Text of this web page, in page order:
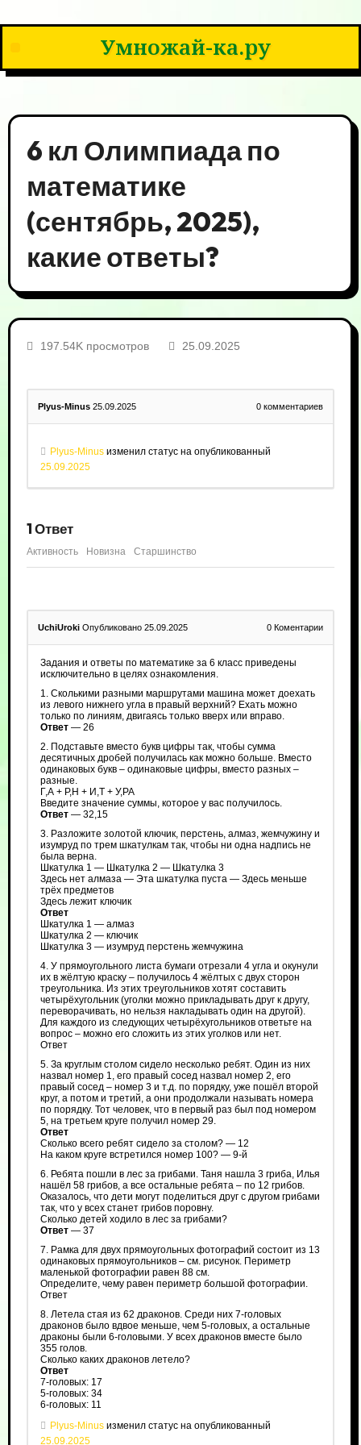
Умножай-ка.ру
6 кл Олимпиада по
математике
(сентябрь, 2025),
какие ответы?
197.54K просмотров 25.09.2025
Plyus-Minus 25.09.2025 0 комментариев
Plyus-Minusизменил статус на опубликованный
25.09.2025
1Ответ
Активность Новизна Старшинство
UchiUroki Опубликовано 25.09.2025 0 Коментарии
Задания и ответы по математике за 6 класс приведены
исключительно в целях ознакомления.
1. Сколькими разными маршрутами машина может доехать
из левого нижнего угла в правый верхний? Ехать можно
только по линиям, двигаясь только вверх или вправо.
Ответ— 26
2. Подставьте вместо букв цифры так, чтобы сумма
десятичных дробей получилась как можно больше. Вместо
одинаковых букв – одинаковые цифры, вместо разных –
разные.
Г,А + Р,Н + И,Т + У,РА
Введите значение суммы, которое у вас получилось.
Ответ— 32,15
3. Разложите золотой ключик, перстень, алмаз, жемчужину и
изумруд по трем шкатулкам так, чтобы ни одна надпись не
была верна.
Шкатулка 1 — Шкатулка 2 — Шкатулка 3
Здесь нет алмаза — Эта шкатулка пуста — Здесь меньше
трёх предметов
Здесь лежит ключик
Ответ
Шкатулка 1 — алмаз
Шкатулка 2 — ключик
Шкатулка 3 — изумруд перстень жемчужина
4. У прямоугольного листа бумаги отрезали 4 угла и окунули
их в жёлтую краску – получилось 4 жёлтых с двух сторон
треугольника. Из этих треугольников хотят составить
четырёхугольник (уголки можно прикладывать друг к другу,
переворачивать, но нельзя накладывать один на другой).
Для каждого из следующих четырёхугольников ответьте на
вопрос – можно его сложить из этих уголков или нет.
Ответ
5. За круглым столом сидело несколько ребят. Один из них
назвал номер 1, его правый сосед назвал номер 2, его
правый сосед – номер 3 и т.д. по порядку, уже пошёл второй
круг, а потом и третий, а они продолжали называть номера
по порядку. Тот человек, что в первый раз был под номером
5, на третьем круге получил номер 29.
Ответ
Сколько всего ребят сидело за столом? — 12
На каком круге встретился номер 100? — 9-й
6. Ребята пошли в лес за грибами. Таня нашла 3 гриба, Илья
нашёл 58 грибов, а все остальные ребята – по 12 грибов.
Оказалось, что дети могут поделиться друг с другом грибами
так, что у всех станет грибов поровну.
Сколько детей ходило в лес за грибами?
Ответ— 37
7. Рамка для двух прямоугольных фотографий состоит из 13
одинаковых прямоугольников – см. рисунок. Периметр
маленькой фотографии равен 88 см.
Определите, чему равен периметр большой фотографии.
Ответ
8. Летела стая из 62 драконов. Среди них 7-головых
драконов было вдвое меньше, чем 5-головых, а остальные
драконы были 6-головыми. У всех драконов вместе было
355 голов.
Сколько каких драконов летело?
Ответ
7-головых: 17
5-головых: 34
6-головых: 11
Plyus-Minusизменил статус на опубликованный
25.09.2025